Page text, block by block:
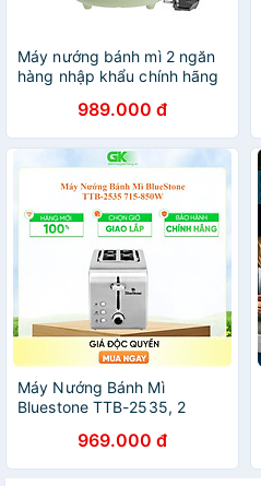
Máy nướng bánh mì 2 ngăn
hàng nhập khẩu chính hãng
989.000 đ
Máy Nướng Bánh Mì
Bluestone TTB-2535, 2
Hàng chính hãng
969.000 đ